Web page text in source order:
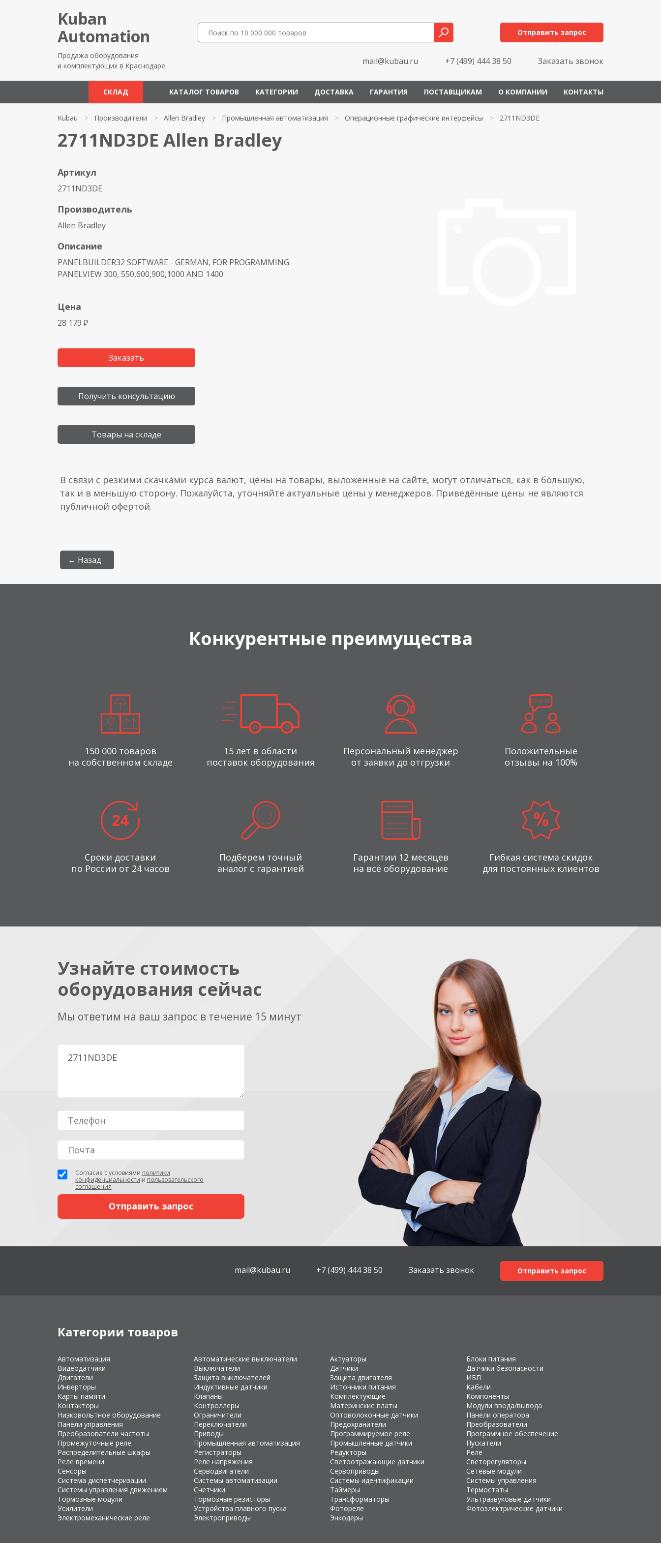
Kuban
Automation
Продажа оборудования
и комплектующих в Краснодаре
Отправить запрос
mail@kubau.ru +7 (499) 444 38 50 Заказать звонок
СКЛАД КАТАЛОГ ТОВАРОВ КАТЕГОРИИ ДОСТАВКА ГАРАНТИЯ ПОСТАВЩИКАМ О КОМПАНИИ КОНТАКТЫ
Kubau > Производители > Allen Bradley > Промышленная автоматизация > Операционные графические интерфейсы > 2711ND3DE
2711ND3DE Allen Bradley
Артикул
2711ND3DE
Производитель
Allen Bradley
Описание
PANELBUILDER32 SOFTWARE - GERMAN, FOR PROGRAMMING
PANELVIEW 300, 550,600,900,1000 AND 1400
Цена
28 179 ₽
Заказать
Получить консультацию
Товары на складе
В связи с резкими скачками курса валют, цены на товары, выложенные на сайте, могут отличаться, как в большую,
так и в меньшую сторону. Пожалуйста, уточняйте актуальные цены у менеджеров. Приведённые цены не являются
публичной офертой.
← Назад
Конкурентные преимущества
150 000 товаров
на собственном складе
15 лет в области
поставок оборудования
Персональный менеджер
от заявки до отгрузки
Положительные
отзывы на 100%
Сроки доставки
по России от 24 часов
Подберем точный
аналог с гарантией
Гарантии 12 месяцев
на всё оборудование
Гибкая система скидок
для постоянных клиентов
Узнайте стоимость
оборудования сейчас
Мы ответим на ваш запрос в течение 15 минут
Согласие с условиями политики
конфиденциальности и пользовательского
соглашения
mail@kubau.ru +7 (499) 444 38 50 Заказать звонок Отправить запрос
Категории товаров
Автоматизация Автоматические выключатели Актуаторы
Блоки питания
Видеодатчики
Выключатели Датчики
Датчики безопасности
Двигатели
Защита выключателей Защита двигателя
ИБП
Инверторы
Индуктивные датчики Источники питания
Кабели
Карты памяти
Клапаны Комплектующие
Компоненты
Контакторы
Контроллеры Материнские платы
Модули ввода/вывода
Низковольтное оборудование
Ограничители Оптоволоконные датчики
Панели оператора
Панели управления
Переключатели Предохранители
Преобразователи
Преобразователи частоты
Приводы Программируемое реле
Программное обеспечение
Промежуточные реле
Промышленная автоматизация Промышленные датчики
Пускатели
Распределительные шкафы
Регистраторы Редукторы
Реле
Реле времени
Реле напряжения Светоотражающие датчики
Светорегуляторы
Сенсоры
Серводвигатели Сервоприводы
Сетевые модули
Система диспетчеризации
Системы автоматизации Системы идентификации
Системы управления
Системы управления движением
Счетчики Таймеры
Термостаты
Тормозные модули
Тормозные резисторы Трансформаторы
Ультразвуковые датчики
Усилители
Устройства плавного пуска Фотореле
Фотоэлектрические датчики
Электромеханические реле
Электроприводы Энкодеры